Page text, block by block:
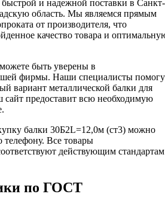
и надежной поставки в Санкт-
область. Мы являемся прямым
от производителя, что
качество товара и
быть уверены в
фирмы. Наши специалисты
вариант металлической балки для
сайт предоставит всю необходимую
балки 30Б2L=12,0м (ст3) можно
телефону. Все товары
действующим стандартам
по ГОСТ